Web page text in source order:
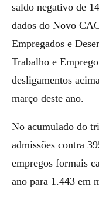
saldo negativo de
dados do Novo
Empregados e
Trabalho e
desligamentos
março deste ano.
No acumulado do
admissões contra
empregos formais
ano para 1.443 em